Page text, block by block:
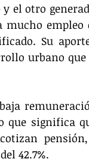
el otro
mucho
Su
urbano
que significa
42.7%.